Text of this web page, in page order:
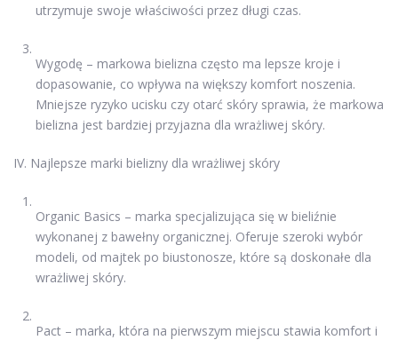
utrzymuje swoje właściwości przez długi czas.
Wygodę – markowa bielizna często ma lepsze kroje i
dopasowanie, co wpływa na większy komfort noszenia.
Mniejsze ryzyko ucisku czy otarć skóry sprawia, że markowa
bielizna jest bardziej przyjazna dla wrażliwej skóry.
IV. Najlepsze marki bielizny dla wrażliwej skóry
Organic Basics – marka specjalizująca się w bieliźnie
wykonanej z bawełny organicznej. Oferuje szeroki wybór
modeli, od majtek po biustonosze, które są doskonałe dla
wrażliwej skóry.
Pact – marka, która na pierwszym miejscu stawia komfort i